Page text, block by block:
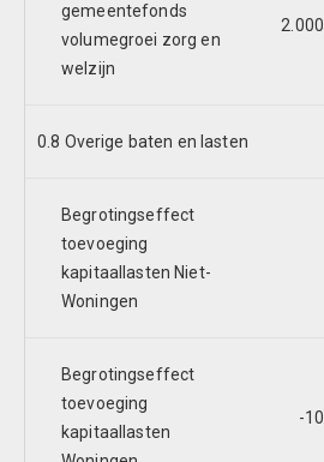
gemeentefonds
volumegroei zorg en
welzijn
2.000
0.8 Overige baten en lasten
Begrotingseffect
toevoeging
kapitaallasten Niet-
Woningen
Begrotingseffect
toevoeging
kapitaallasten
-10